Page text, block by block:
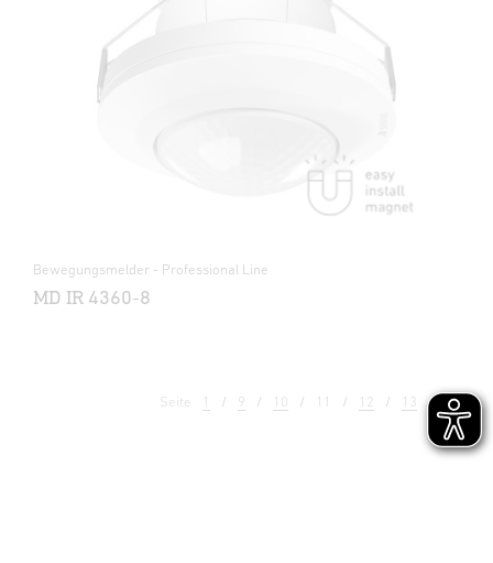
Bewegungsmelder - Professional Line
MD IR 4360-8
Seite 1 9 10 11 12 13 14